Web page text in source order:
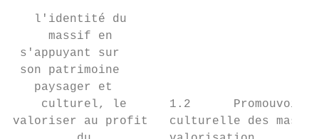
   l'identité du
massif en
s'appuyant sur
son patrimoine
paysager et
culturel, le      1.2      Promouvoir
valoriser au profit   culturelle des